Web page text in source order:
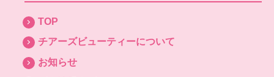
TOP
チアーズビューティーについて
お知らせ